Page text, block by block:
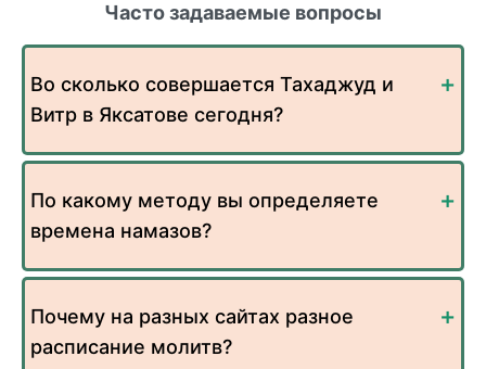
Часто задаваемые вопросы
Во сколько совершается Тахаджуд и
Витр в Яксатове сегодня?
По какому методу вы определяете
времена намазов?
Почему на разных сайтах разное
расписание молитв?